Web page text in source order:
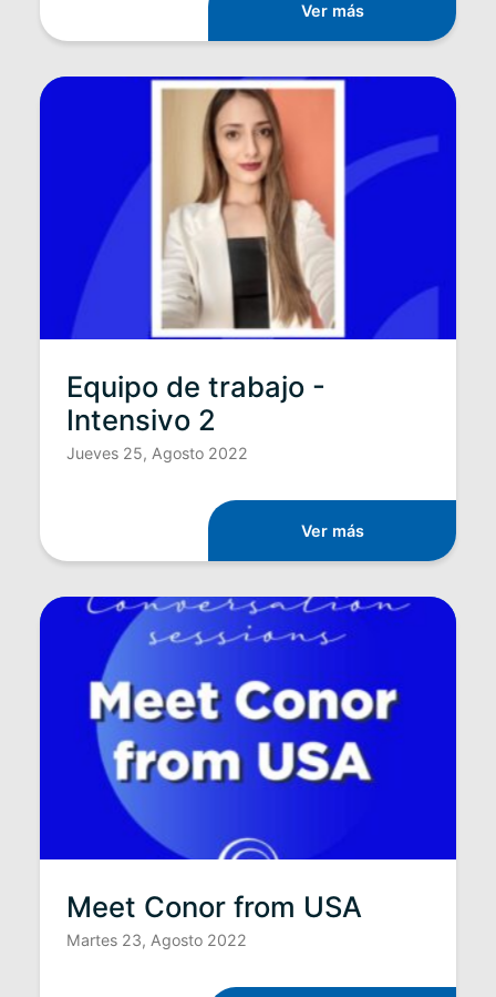
Ver más
Equipo de trabajo -
Intensivo 2
Jueves 25, Agosto 2022
Ver más
Meet Conor from USA
Martes 23, Agosto 2022